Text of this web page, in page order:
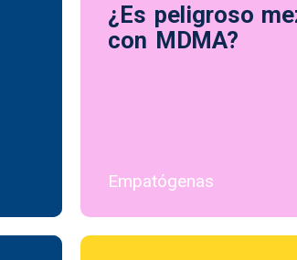
¿Es peligroso
con MDMA?
Empatógenas